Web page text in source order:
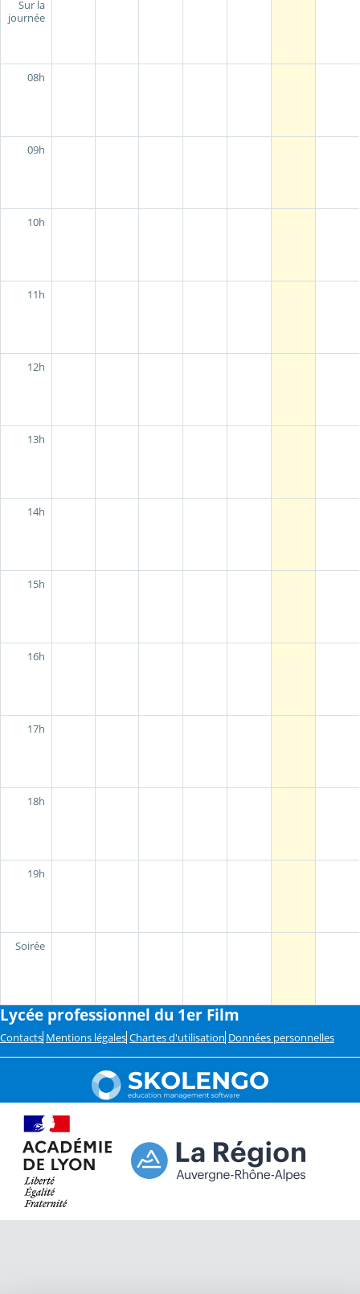
Sur la
journée
08h
09h
10h
11h
12h
13h
14h
15h
16h
17h
18h
19h
Soirée
Lycée professionnel du 1er Film
Contacts Mentions légales Chartes d'utilisation Données personnelles